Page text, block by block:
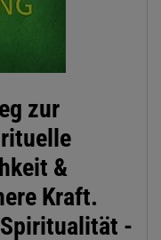
zur
&
Kraft.
-